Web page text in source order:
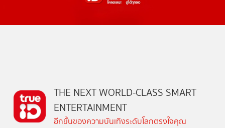
THE NEXT WORLD-CLASS SMART
ENTERTAINMENT
อีกขั้นของความบันเทิงระดับโลกตรงใจคุณ